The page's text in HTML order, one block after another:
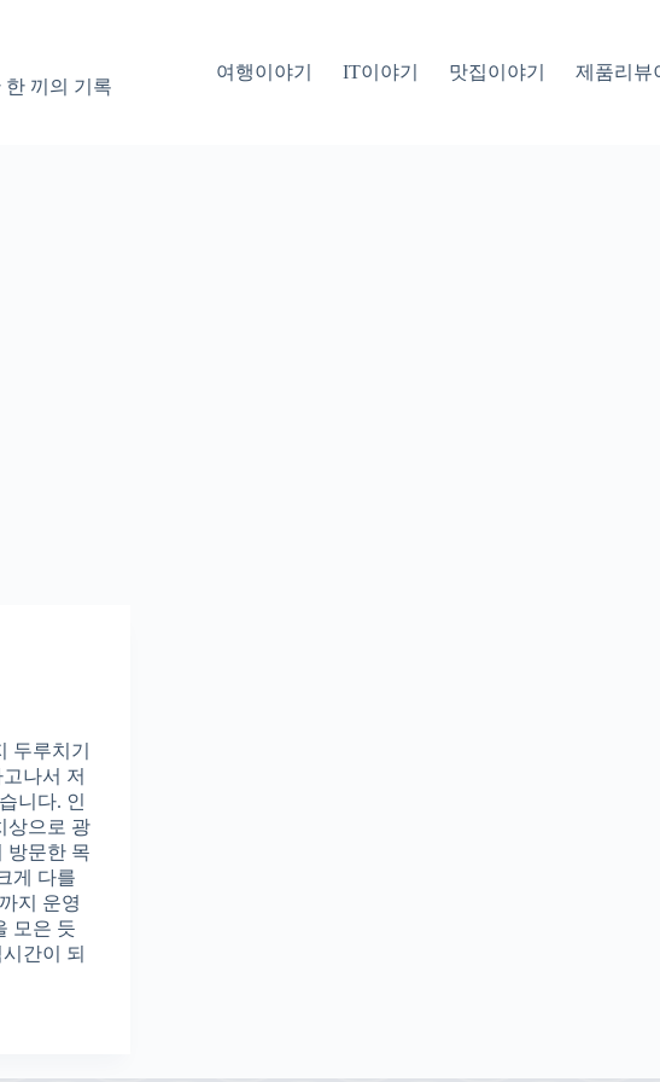
끼의 기록
여행이야기 IT이야기 맛집이야기 제품리뷰
두루치기
나서 저
니다. 인
상으로 광
방문한 목
게 다를
지 운영
모은 듯
간이 되